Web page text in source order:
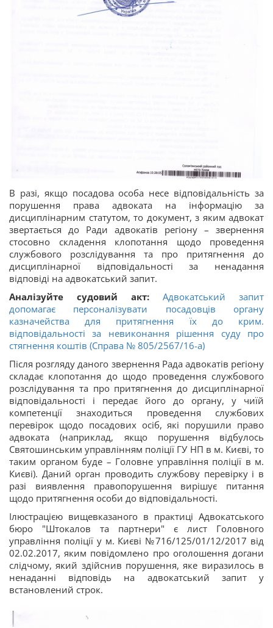
В разі, якщо посадова особа несе відповідальність за
порушення права адвоката на інформацію за
дисциплінарним статутом, то документ, з яким адвокат
звертається до Ради адвокатів регіону – звернення
стосовно складення клопотання щодо проведення
службового розслідування та про притягнення до
дисциплінарної відповідальності за ненадання
відповіді на адвокатський запит.
Аналізуйте судовий акт:
Адвокатський запит
допомагає персоналізувати посадовців органу
казначейства для притягнення їх до крим.
відповідальності за невиконання рішення суду про
стягнення коштів (Справа № 805/2567/16-а)
Після розгляду даного звернення Рада адвокатів регіону
складає клопотання до щодо проведення службового
розслідування та про притягнення до дисциплінарної
відповідальності і передає його до органу, у чиїй
компетенції знаходиться проведення службових
перевірок щодо посадових осіб, які порушили право
адвоката (наприклад, якщо порушення відбулось
Святошинським управлінням поліції ГУ НП в м. Києві, то
таким органом буде – Головне управління поліції в м.
Києві). Даний орган проводить службову перевірку і в
разі виявлення правопорушення вирішує питання
щодо притягнення особи до відповідальності.
Ілюстрацією вищевказаного в практиці Адвокатського
бюро "Штокалов та партнери" є лист Головного
управління поліції у м. Києві №716/125/01/12/2017 від
02.02.2017, яким повідомлено про оголошення догани
слідчому, який здійснив порушення, яке виразилось в
ненаданні відповідь на адвокатський запит у
встановлений строк.